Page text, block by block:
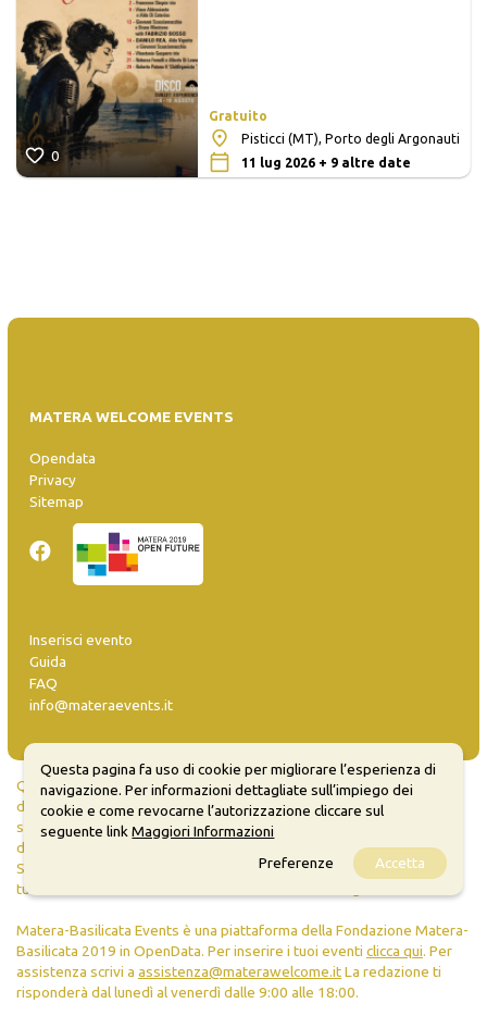
0
Gratuito
Pisticci (MT), Porto degli Argonauti
11 lug 2026 + 9 altre date
MATERA WELCOME EVENTS
Opendata
Privacy
Sitemap
Inserisci evento
Guida
FAQ
info@materaevents.it
Quanto realizzato è sottoposto a licenza CC-BY-SA che permette di
distribuire, modificare, creare opere derivate dall'originale, anche a
scopi commerciali, a condizione che venga riconosciuta la paternità
dell'opera all'autore.
Se remixi, trasformi il materiale o ti basi su di esso, devi distribuire i
tuoi contributi con la stessa licenza del materiale originario.
Matera-Basilicata Events è una piattaforma della Fondazione Matera-
Basilicata 2019 in OpenData. Per inserire i tuoi eventi clicca qui. Per
assistenza scrivi a assistenza@materawelcome.itLa redazione ti
risponderà dal lunedì al venerdì dalle 9:00 alle 18:00.
Questa pagina fa uso di cookie per migliorare l’esperienza di
navigazione. Per informazioni dettagliate sull’impiego dei
cookie e come revocarne l’autorizzazione cliccare sul
seguente linkMaggiori Informazioni
Preferenze
Accetta